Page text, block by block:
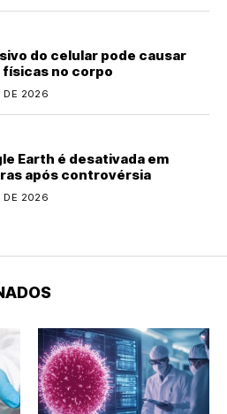
do celular pode causar
físicas no corpo
DE 2026
Earth é desativada em
após controvérsia
DE 2026